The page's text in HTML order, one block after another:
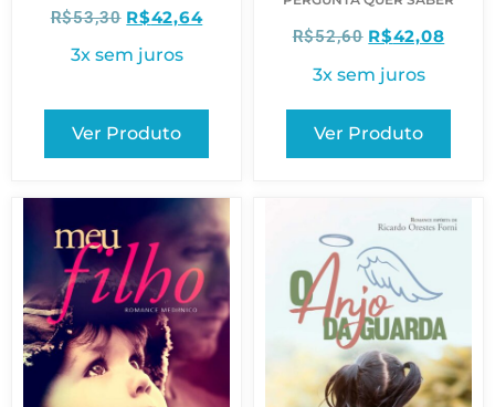
R$53,30 R$42,64
3x sem juros
Ver Produto
R$52,60 R$42,08
3x sem juros
Ver Produto